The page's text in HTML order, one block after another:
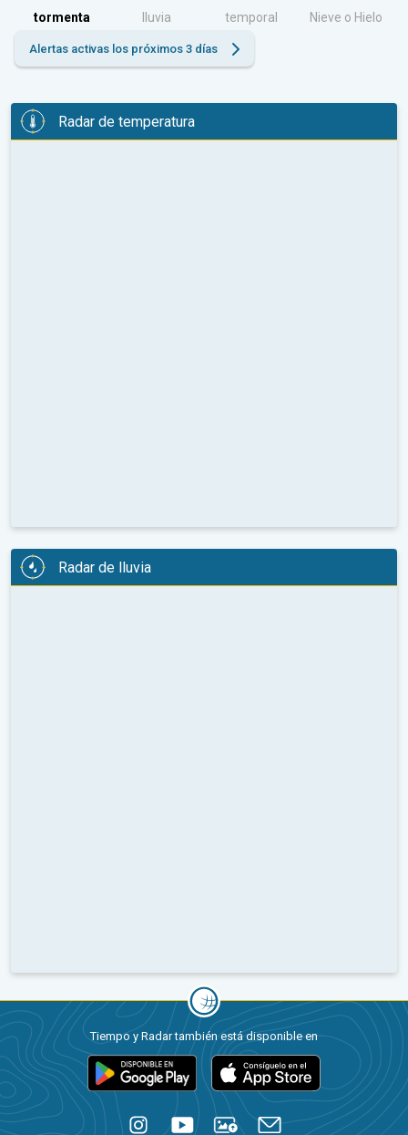
tormenta lluvia temporal Nieve o Hielo
Alertas activas los próximos 3 días
Radar de temperatura
Radar de lluvia
Tiempo y Radar también está disponible en